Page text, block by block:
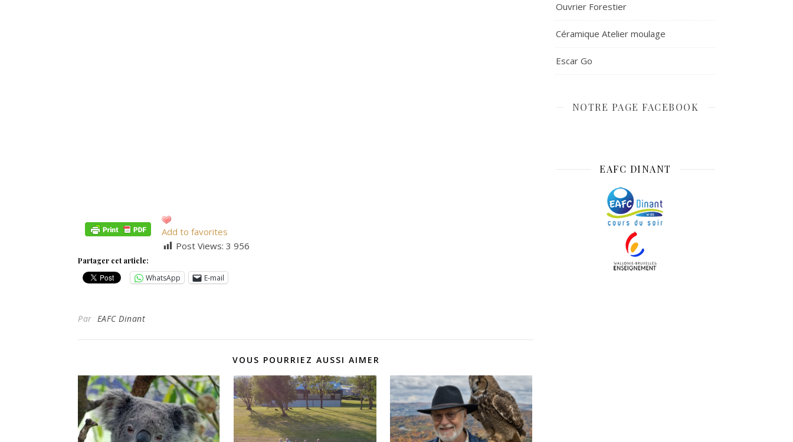
Add to favorites
Post Views: 3 956
Partager cet article:
WhatsApp E-mail
Par EAFC Dinant
VOUS POURRIEZ AUSSI AIMER
Ouvrier Forestier
Céramique Atelier moulage
Escar Go
NOTRE PAGE FACEBOOK
EAFC DINANT